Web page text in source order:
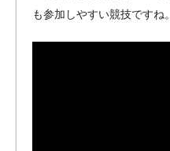
も参加しやすい競技ですね。